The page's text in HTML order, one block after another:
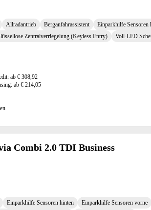
Allradantrieb Berganfahrassistent
Einparkhilfe Sensoren
Zentralverriegelung (Keyless Entry) Voll-LED
ab € 308,92
ab € 214,05
Combi 2.0 TDI Business
Einparkhilfe Sensoren hinten
Einparkhilfe Sensoren vorne